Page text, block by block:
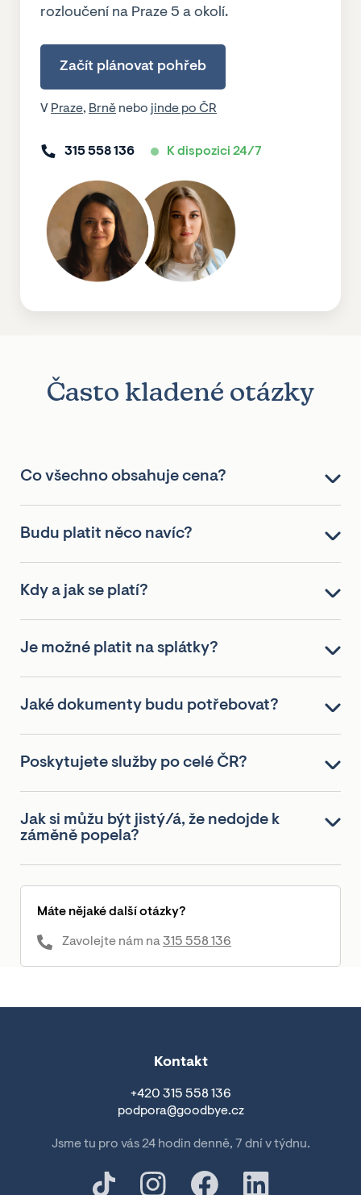
rozloučení na Praze 5 a okolí.
Začít plánovat pohřeb
V Praze, Brně nebo jinde po ČR
315 558 136 K dispozici 24/7
Často kladené otázky
Co všechno obsahuje cena?
Budu platit něco navíc?
Kdy a jak se platí?
Je možné platit na splátky?
Jaké dokumenty budu potřebovat?
Poskytujete služby po celé ČR?
Jak si můžu být jistý/á, že nedojde k
záměně popela?
Máte nějaké další otázky?
Zavolejte nám na315 558 136
Kontakt
+420 315 558 136
podpora@goodbye.cz
Jsme tu pro vás 24 hodin denně, 7 dní v týdnu.